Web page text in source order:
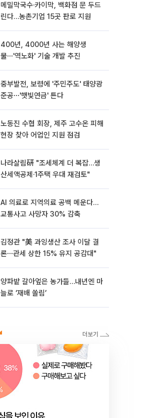
메밀막국수·카이막, 백화점 문 두드
린다…농촌기업 15곳 판로 지원
400년, 4000년 사는 해양생
물⋯'역노화' 기술 개발 추진
중부발전, 보령에 '주민주도' 태양광
준공⋯'햇빛연금' 튼다
노동진 수협 회장, 제주 고수온 피해
현장 찾아 어업인 지원 점검
나라살림硏 "조세체계 더 복잡…생
산세액공제·1주택 우대 재검토"
AI 의료로 지역의료 공백 메운다…
교통사고 사망자 30% 감축
김정관 "美 과잉생산 조사 이달 결
론⋯관세 상한 15% 유지 공감대"
양파밭 갈아엎은 농가들…내년엔 마
늘로 ‘재배 쏠림’